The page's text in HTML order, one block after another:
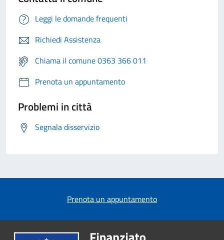
Leggi le domande frequenti
Richiedi Assistenza
Chiama il comune 0363 366 011
Prenota un appuntamento
Problemi in città
Segnala disservizio
Prenota un appuntamento